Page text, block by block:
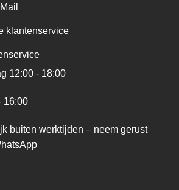
klantenservice
12:00 - 18:00
16:00
buiten werktijden – neem gerust